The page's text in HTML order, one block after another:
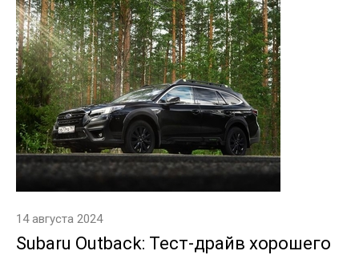
14 августа 2024
Subaru Outback: Тест-драйв хорошего